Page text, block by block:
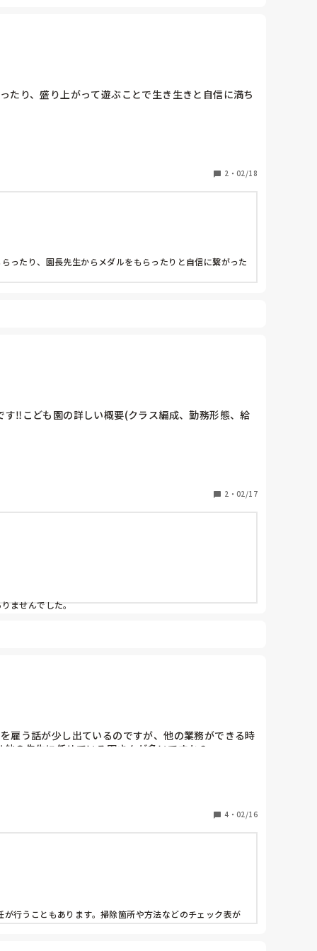
たり、盛り上がって遊ぶことで生き生きと自信に満ち
2 ・ 02/18
ったり、園長先生からメダルをもらったりと自信に繋がった
‼︎こども園の詳しい概要(クラス編成、勤務形態、給
2 ・ 02/17
ませんでした。
雇う話が少し出ているのですが、他の業務ができる時
の先生に任せている園さんが多いですか？
4 ・ 02/16
行うこともあります。掃除箇所や方法などのチェック表が